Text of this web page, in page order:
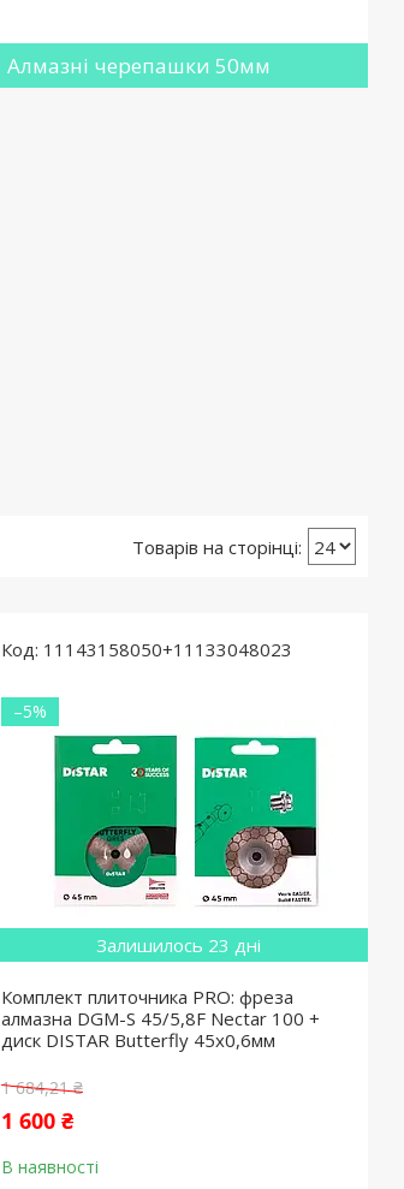
Алмазні черепашки 50мм
11143158050+11133048023
Залишилось 23 дні
–5%
Комплект плиточника PRO: фреза
алмазна DGM-S 45/5,8F Nectar 100 +
диск DISTAR Butterfly 45х0,6мм
1 684,21 ₴
1 600 ₴
В наявності